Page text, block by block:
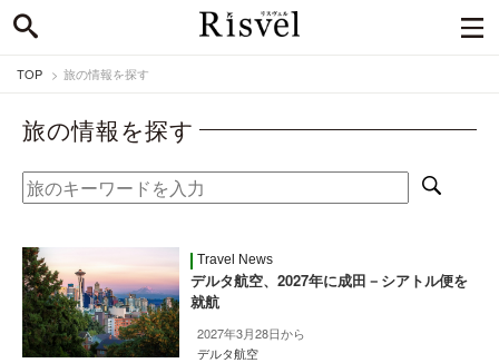
TOP 旅の情報を探す
旅の情報を探す
Travel News
デルタ航空、2027年に成田－シアトル便を
就航
2027年3月28日から
デルタ航空